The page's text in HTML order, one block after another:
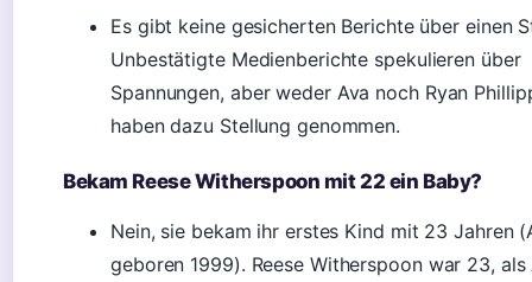
Es gibt keine gesicherten Berichte über einen
Unbestätigte Medienberichte spekulieren über
Spannungen, aber weder Ava noch Ryan
haben dazu Stellung genommen.
Bekam Reese Witherspoon mit 22 ein Baby?
Nein, sie bekam ihr erstes Kind mit 23 Jahren
geboren 1999). Reese Witherspoon war 23, als